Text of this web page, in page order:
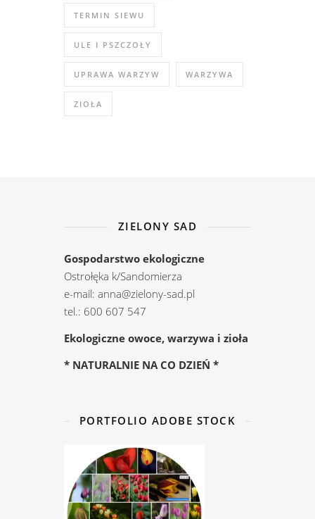
TERMIN SIEWU
ULE I PSZCZOŁY
UPRAWA WARZYW WARZYWA
ZIOŁA
ZIELONY SAD
Gospodarstwo ekologiczne
Ostrołęka k/Sandomierza
e-mail: anna@zielony-sad.pl
tel.: 600 607 547
Ekologiczne owoce, warzywa i zioła
* NATURALNIE NA CO DZIEŃ *
PORTFOLIO ADOBE STOCK